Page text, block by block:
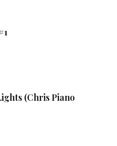
(Chris Piano